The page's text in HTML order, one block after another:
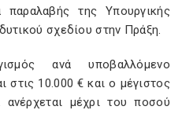
της Υπουργικής
σχεδίου στην Πράξη.
ανά υποβαλλόμενο
στις 10.000 € και ο μέγιστος
μέχρι του ποσού